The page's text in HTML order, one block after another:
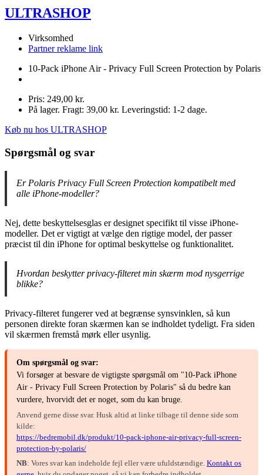
ULTRASHOP
Virksomhed
Partner reklame link
10-Pack iPhone Air - Privacy Full Screen Protection by Polaris
Pris: 249,00 kr.
På lager. Fragt: 39,00 kr. Leveringstid: 1-2 dage.
Køb nu hos ULTRASHOP
Spørgsmål og svar
Er Polaris Privacy Full Screen Protection kompatibelt med
alle iPhone-modeller?
Nej, dette beskyttelsesglas er designet specifikt til visse iPhone-
modeller. Det er vigtigt at vælge den rigtige model, der passer
præcist til din iPhone for optimal beskyttelse og funktionalitet.
Hvordan beskytter privacy-filteret min skærm mod nysgerrige
blikke?
Privacy-filteret fungerer ved at begrænse synsvinklen, så kun
personen direkte foran skærmen kan se indholdet tydeligt. Fra siden
vil skærmen fremstå mørk eller usynlig.
Om spørgsmål og svar:
Vi forsøger at besvare de vigtigste spørgsmål om "10-Pack iPhone
Air - Privacy Full Screen Protection by Polaris" så du bedre kan
vurdere, hvorvidt det er noget, som du kan bruge.
Anvend gerne disse svar. Husk altid at linke tilbage til denne side som
kilde:
https://bedremobil.dk/produkt/10-pack-iphone-air-privacy-full-screen-
protection-by-polaris/
NB: Vores svar kan indeholde fejl eller være ufuldstændige. Kontakt os